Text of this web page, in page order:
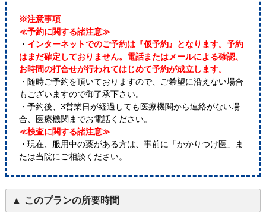
※注意事項
≪予約に関する諸注意≫
・ インターネットでのご予約は『仮予約』となります。予約
はまだ確定しておりません。電話またはメールによる確認、
お時間の打合せが行われてはじめて予約が成立します。
・随時ご予約を頂いておりますので、ご希望に沿えない場合
もございますので御了承下さい。
・予約後、3営業日が経過しても医療機関から連絡がない場
合、医療機関までお電話ください。
≪検査に関する諸注意≫
・現在、服用中の薬がある方は、事前に「かかりつけ医」ま
たは当院にご相談ください。
このプランの所要時間